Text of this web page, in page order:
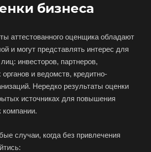
бизнеса
аттестованного оценщика обладают
и могут представлять интерес для
инвесторов, партнеров,
органов и ведомств, кредитно-
Нередко результаты оценки
источниках для повышения
компании.
случаи, когда без привлечения